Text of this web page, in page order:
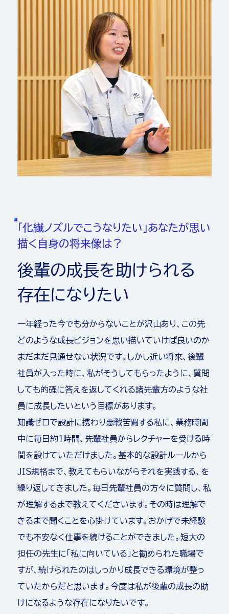
「化繊 ノ ズルでこ う なり た い 」あなたが思 い
描く 自 身の将来像 は ？
後輩の成長を 助けられる
存在になりた い
一年経った今でも分からないことが沢山あり、この先
どのような成長ビジョンを思い描いていけば良いのか
まだまだ見通せない状況です。しかし近い将来、後輩
社員が入った時に、私がそうしてもらったように、質問
しても的確に答えを返してくれる諸先輩方のような社
員に成長したいという目標があります。
知識ゼロで設計に携わり悪戦苦闘する私に、業務時間
中に毎日約１時間、先輩社員からレクチャーを受ける時
間を設けていただけました。基本的な設計ルールから
ＪＩＳ規格まで、教えてもらいながらそれを実践する、を
繰り返してきました。毎日先輩社員の方々に質問し、私
が理解するまで教えてくださいます。その時は理解で
きるまで聞くことを心掛けています。おかげで未経験
でも不安なく仕事を続けることができました。短大の
担任の先生に「私に向いている」と勧められた職場で
すが、続けられたのはしっかり成長できる環境が整っ
ていたからだと思います。今度は私が後輩の成長の助
けになるような存在になりたいです。